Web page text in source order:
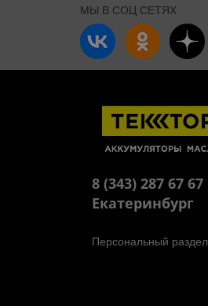
МЫ В СОЦ СЕТЯХ
8 (343) 287 67 67
Екатеринбург
Персональный раздел